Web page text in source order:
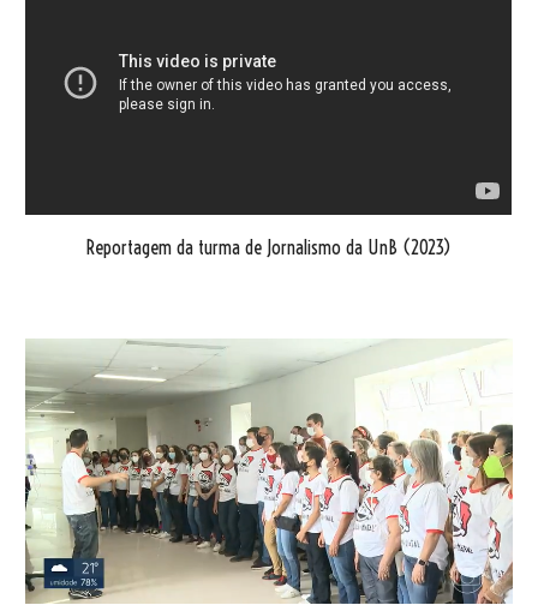
Reportagem da turma de Jornalismo da UnB (2023)